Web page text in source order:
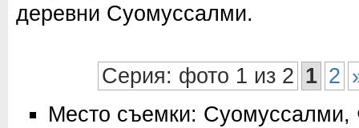
деревни Суомуссалми.
Серия: фото 1 из 2 1 2
Место съемки: Суомуссалми,